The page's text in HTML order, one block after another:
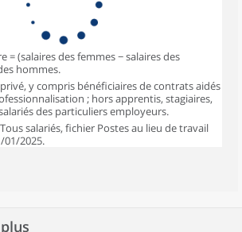
= (salaires des femmes − salaires des
hommes.
y compris bénéficiaires de contrats aidés
; hors apprentis, stagiaires,
des particuliers employeurs.
salariés, fichier Postes au lieu de travail
01/2025.